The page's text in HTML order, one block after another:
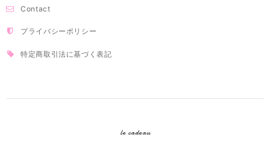
Contact
プライバシーポリシー
特定商取引法に基づく表記
le cadeau